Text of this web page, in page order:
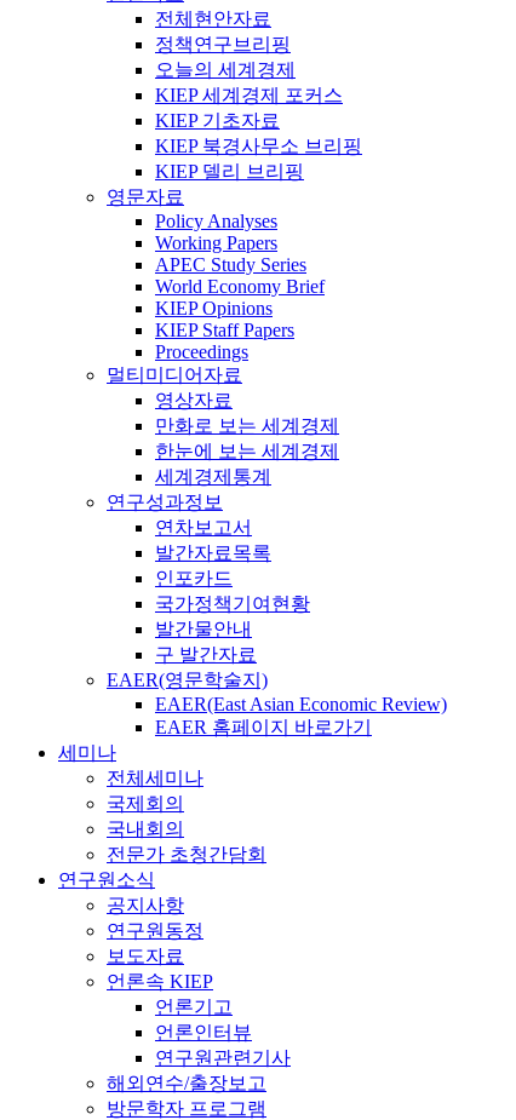
전체현안자료
정책연구브리핑
오늘의 세계경제
KIEP 세계경제 포커스
KIEP 기초자료
KIEP 북경사무소 브리핑
KIEP 델리 브리핑
영문자료
Policy Analyses
Working Papers
APEC Study Series
World Economy Brief
KIEP Opinions
KIEP Staff Papers
Proceedings
멀티미디어자료
영상자료
만화로 보는 세계경제
한눈에 보는 세계경제
세계경제통계
연구성과정보
연차보고서
발간자료목록
인포카드
국가정책기여현황
발간물안내
구 발간자료
EAER(영문학술지)
EAER(East Asian Economic Review)
EAER 홈페이지 바로가기
세미나
전체세미나
국제회의
국내회의
전문가 초청간담회
연구원소식
공지사항
연구원동정
보도자료
언론속 KIEP
언론기고
언론인터뷰
연구원관련기사
해외연수/출장보고
방문학자 프로그램